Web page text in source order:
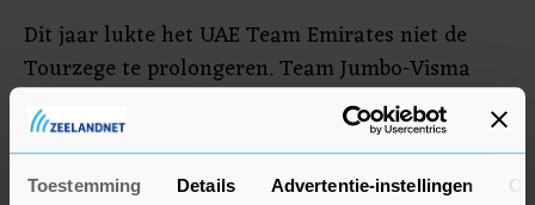
Toestemming Details Advertentie-instellingen
Dit jaar lukte het UAE Team Emirates niet de
Tourzege te prolongeren. Team Jumbo-Visma
bleek te sterk en de Deen Jonas Vingegaard pakte
namens de Nederlandse ploeg de eindzege.